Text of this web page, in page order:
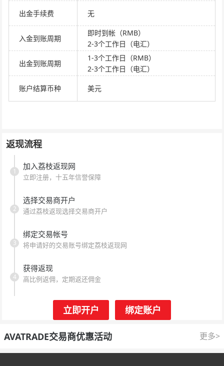
出金手续费 无
入金到账周期
即时到帐（RMB）
2-3个工作日（电汇）
出金到账周期
1-3个工作日（RMB）
2-3个工作日（电汇）
账户结算币种 美元
返现流程
加入荔枝返现网
立即注册，十五年信誉保障
1
选择交易商开户
通过荔枝返现选择交易商开户
2
绑定交易帐号
将申请好的交易账号绑定荔枝返现网
3
获得返现
高比例返佣，定期返还佣金
4
立即开户 绑定账户
AVATRADE交易商优惠活动 更多>